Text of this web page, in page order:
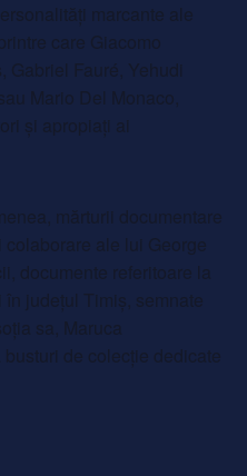
marcante ale
care Giacomo
Fauré, Yehudi
Mario Del Monaco,
și apropiați ai
mărturii documentare
ale lui George
documente referitoare la
județul Timiș, semnate
sa, Maruca
de colecție dedicate